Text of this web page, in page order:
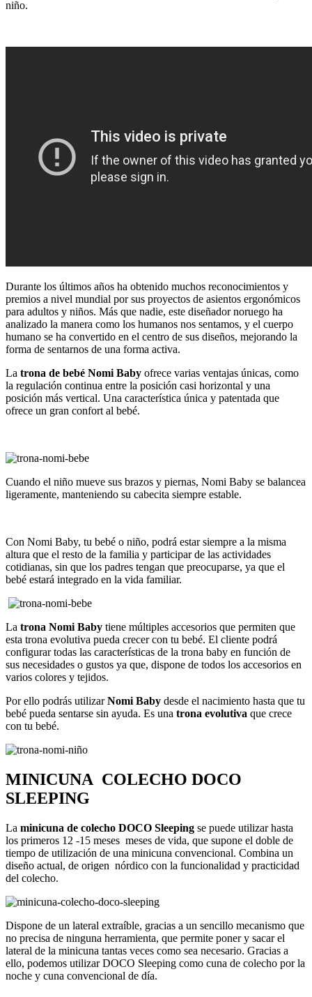
niño.
Durante los últimos años ha obtenido muchos reconocimientos y
premios a nivel mundial por sus proyectos de asientos ergonómicos
para adultos y niños. Más que nadie, este diseñador noruego ha
analizado la manera como los humanos nos sentamos, y el cuerpo
humano se ha convertido en el centro de sus diseños, mejorando la
forma de sentarnos de una forma activa.
La trona de bebé Nomi Baby ofrece varias ventajas únicas, como
la regulación continua entre la posición casi horizontal y una
posición más vertical. Una característica única y patentada que
ofrece un gran confort al bebé.
Cuando el niño mueve sus brazos y piernas, Nomi Baby se balancea
ligeramente, manteniendo su cabecita siempre estable.
Con Nomi Baby, tu bebé o niño, podrá estar siempre a la misma
altura que el resto de la familia y participar de las actividades
cotidianas, sin que los padres tengan que preocuparse, ya que el
bebé estará integrado en la vida familiar.
La trona Nomi Baby tiene múltiples accesorios que permiten que
esta trona evolutiva pueda crecer con tu bebé. El cliente podrá
configurar todas las características de la trona baby en función de
sus necesidades o gustos ya que, dispone de todos los accesorios en
varios colores y tejidos.
Por ello podrás utilizarNomi Baby desde el nacimiento hasta que tu
bebé pueda sentarse sin ayuda. Es una trona evolutiva que crece
con tu bebé.
MINICUNA COLECHO DOCO
SLEEPING
La minicuna de colecho DOCO Sleeping se puede utilizar hasta
los primeros 12 -15 meses meses de vida, que supone el doble de
tiempo de utilización de una minicuna convencional. Combina un
diseño actual, de origen nórdico con la funcionalidad y practicidad
del colecho.
Dispone de un lateral extraíble, gracias a un sencillo mecanismo que
no precisa de ninguna herramienta, que permite poner y sacar el
lateral de la minicuna tantas veces como sea necesario. Gracias a
ello, podemos utilizar DOCO Sleeping como cuna de colecho por la
noche y cuna convencional de día.